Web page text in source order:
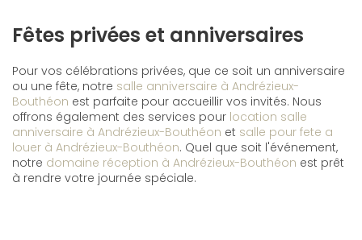
Fêtes privées et anniversaires
Pour vos célébrations privées, que ce soit un anniversaire
ou une fête, notre salle anniversaire à Andrézieux-
Bouthéon est parfaite pour accueillir vos invités. Nous
offrons également des services pour location salle
anniversaire à Andrézieux-Bouthéon et salle pour fete a
louer à Andrézieux-Bouthéon. Quel que soit l'événement,
notre domaine réception à Andrézieux-Bouthéon est prêt
à rendre votre journée spéciale.